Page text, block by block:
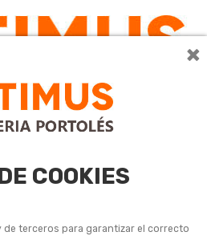
×
COOKIES
de terceros para garantizar el correcto